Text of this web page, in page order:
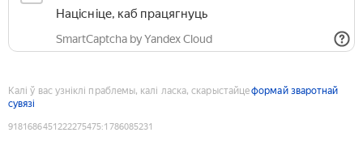
Націсніце, каб працягнуць
SmartCaptcha by Yandex Cloud
Калі ў вас узніклі праблемы, калі ласка, скарыстайцеформай зваротнай
сувязі
9181686451222275475:1786085231